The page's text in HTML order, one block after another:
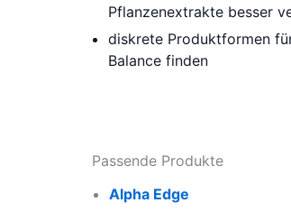
Pflanzenextrakte besser
diskrete Produktformen
Balance finden
Passende Produkte
Alpha Edge